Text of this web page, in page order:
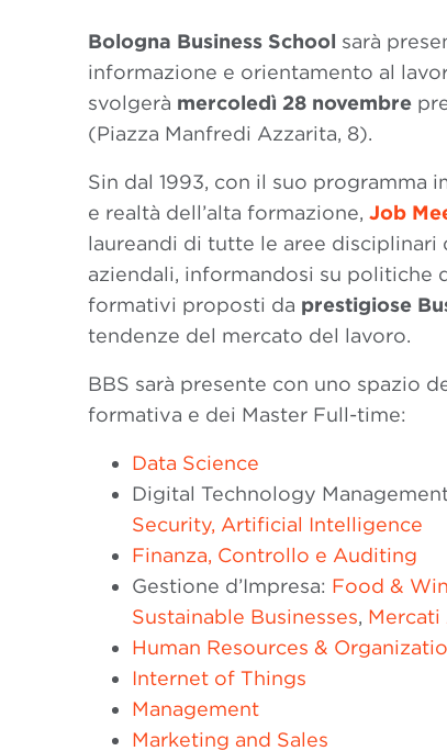
Bologna Business School sarà
informazione e orientamento al
svolgerà mercoledì 28 novembre
(Piazza Manfredi Azzarita, 8).
Sin dal 1993, con il suo programma
e realtà dell’alta formazione, Job
laureandi di tutte le aree
aziendali, informandosi su politiche
formativi proposti da prestigiose
tendenze del mercato del lavoro.
BBS sarà presente con uno spazio
formativa e dei Master Full-time:
Data Science
Digital Technology
Security, Artificial Intelligence
Finanza, Controllo e Auditing
Gestione d’Impresa: Food &
Sustainable Businesses, Mercati
Human Resources &
Internet of Things
Management
Marketing and Sales